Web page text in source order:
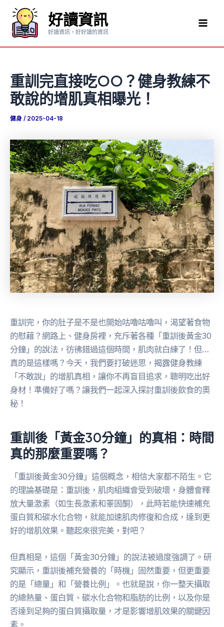
要
好讀資訊
好讀資訊，好好讀的資訊
重訓完直接吃OO？健身教練不
敢說的增肌真相曝光！
健身 / 2025-04-18
重訓完，你的肚子是不是也開始咕嚕咕嚕叫，渴望著食物
的慰藉？網路上、健身房裡，充斥著各種「重訓後黃金30
分鐘」的說法，彷彿錯過這個時間，肌肉就白練了！但…
真的是這樣嗎？今天，我們要打破迷思，揭露健身教練
「不敢說」的增肌真相，讓你不再盲目追求，聰明吃出好
身材！準備好了嗎？讓我們一起深入探討重訓後飲食的奧
秘！
重訓後「黃金30分鐘」的真相：時間
真的那麼重要嗎？
「重訓後黃金30分鐘」這個概念，相信大家都不陌生。它
的理論基礎是：重訓後，肌肉組織會受到破壞，身體會釋
放大量激素（如生長激素和睪固酮），此時若能快速補充
蛋白質和碳水化合物，就能加速肌肉修復和合成，達到更
好的增肌效果。聽起來很完美，對吧？
但真相是，這個「黃金30分鐘」的說法被過度強調了。研
究顯示，重訓後補充營養的「時機」固然重要，但更重要
的是「總量」和「營養比例」。也就是說，你一整天攝取
的總熱量、蛋白質、碳水化合物和脂肪的比例，以及你是
否達到足夠的蛋白質攝取量，才是影響增肌效果的關鍵因
素。